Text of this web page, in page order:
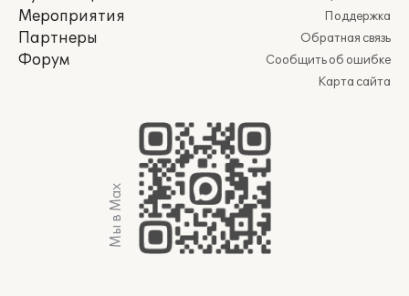
Мероприятия
Партнеры
Форум
Поддержка
Обратная связь
Сообщить об ошибке
Карта сайта
Мы в Max